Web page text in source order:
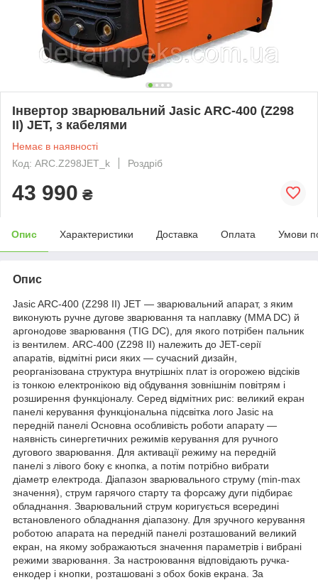
Інвертор зварювальний Jasic ARC-400 (Z298
II) JET, з кабелями
Немає в наявності
Код: ARC.Z298JET_k
Роздріб
43 990 ₴
Опис Характеристики Доставка Оплата Умови
Опис
Jasic ARC-400 (Z298 II) JET — зварювальний апарат, з яким
виконують ручне дугове зварювання та наплавку (MMA DC) й
аргонодове зварювання (TIG DC), для якого потрібен пальник
із вентилем. ARC-400 (Z298 II) належить до JET-серії
апаратів, відмітні риси яких — сучасний дизайн,
реорганізована структура внутрішніх плат із огорожею відсіків
із тонкою електронікою від обдування зовнішнім повітрям і
розширення функціоналу. Серед відмітних рис: великий екран
панелі керування функціональна підсвітка лого Jasic на
передній панелі Основна особливість роботи апарату —
наявність синергетичних режимів керування для ручного
дугового зварювання. Для активації режиму на передній
панелі з лівого боку є кнопка, а потім потрібно вибрати
діаметр електрода. Діапазон зварювального струму (min-max
значення), струм гарячого старту та форсажу дуги підбирає
обладнання. Зварювальний струм коригується всередині
встановленого обладнання діапазону. Для зручного керування
роботою апарата на передній панелі розташований великий
екран, на якому зображаються значення параметрів і вибрані
режими зварювання. За настроювання відповідають ручка-
енкодер і кнопки, розташовані з обох боків екрана. За